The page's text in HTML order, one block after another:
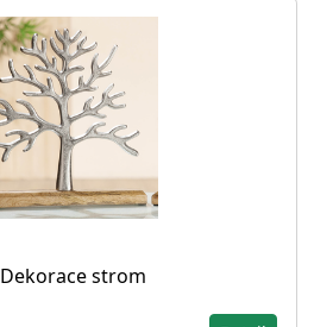
Dekorace strom